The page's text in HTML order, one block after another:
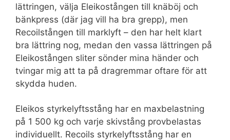
lättringen, välja Eleikostången till knäböj och
bänkpress (där jag vill ha bra grepp), men
Recoilstången till marklyft – den har helt klart
bra lättring nog, medan den vassa lättringen på
Eleikostången sliter sönder mina händer och
tvingar mig att ta på dragremmar oftare för att
skydda huden.
Eleikos styrkelyftsstång har en maxbelastning
på 1 500 kg och varje skivstång provbelastas
individuellt. Recoils styrkelyftsstång har en